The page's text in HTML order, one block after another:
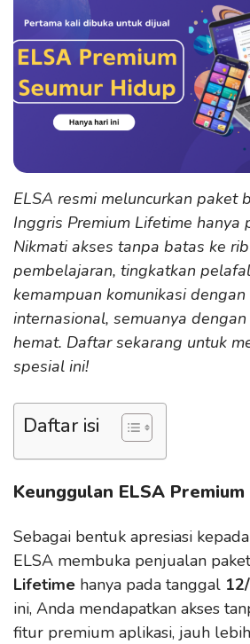
ELSA resmi meluncurkan paket
Inggris Premium Lifetime hanya
Nikmati akses tanpa batas ke
pembelajaran, tingkatkan
kemampuan komunikasi
internasional, semuanya
hemat. Daftar sekarang untuk
spesial ini!
Daftar isi
Keunggulan ELSA
Sebagai bentuk apresiasi
ELSA membuka penjualan
Lifetime hanya pada tanggal
ini, Anda mendapatkan akses
fitur premium aplikasi, jauh